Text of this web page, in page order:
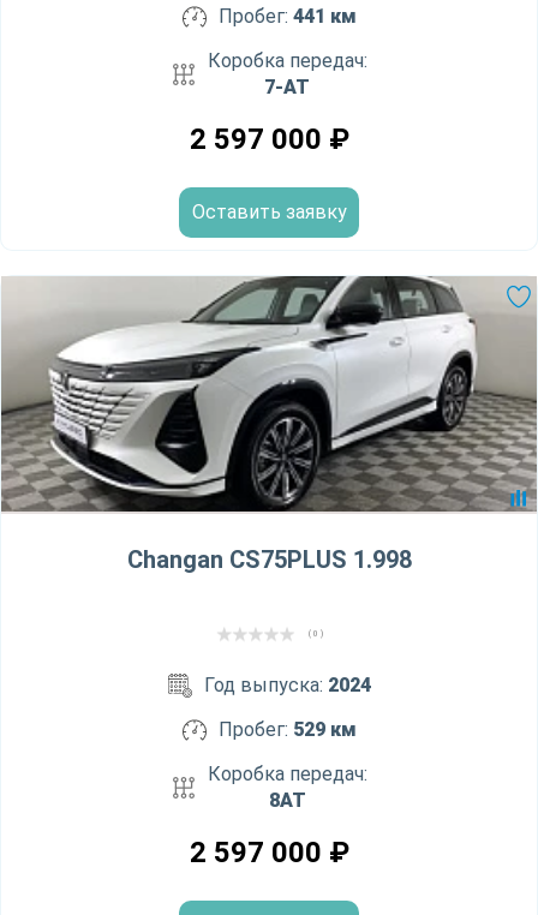
Пробег: 441 км
Коробка передач:
7-AT
2 597 000 ₽
Оставить заявку
Changan CS75PLUS 1.998
( 0 )
Год выпуска: 2024
Пробег: 529 км
Коробка передач:
8AT
2 597 000 ₽